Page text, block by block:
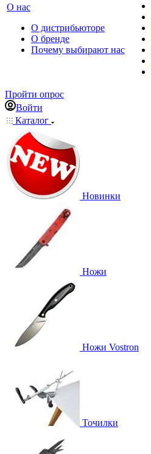
О нас
О дистрибьюторе
О бренде
Почему выбирают нас
Пройти опрос
Войти
Каталог
Новинки
Ножи
Ножи Vostron
Точилки